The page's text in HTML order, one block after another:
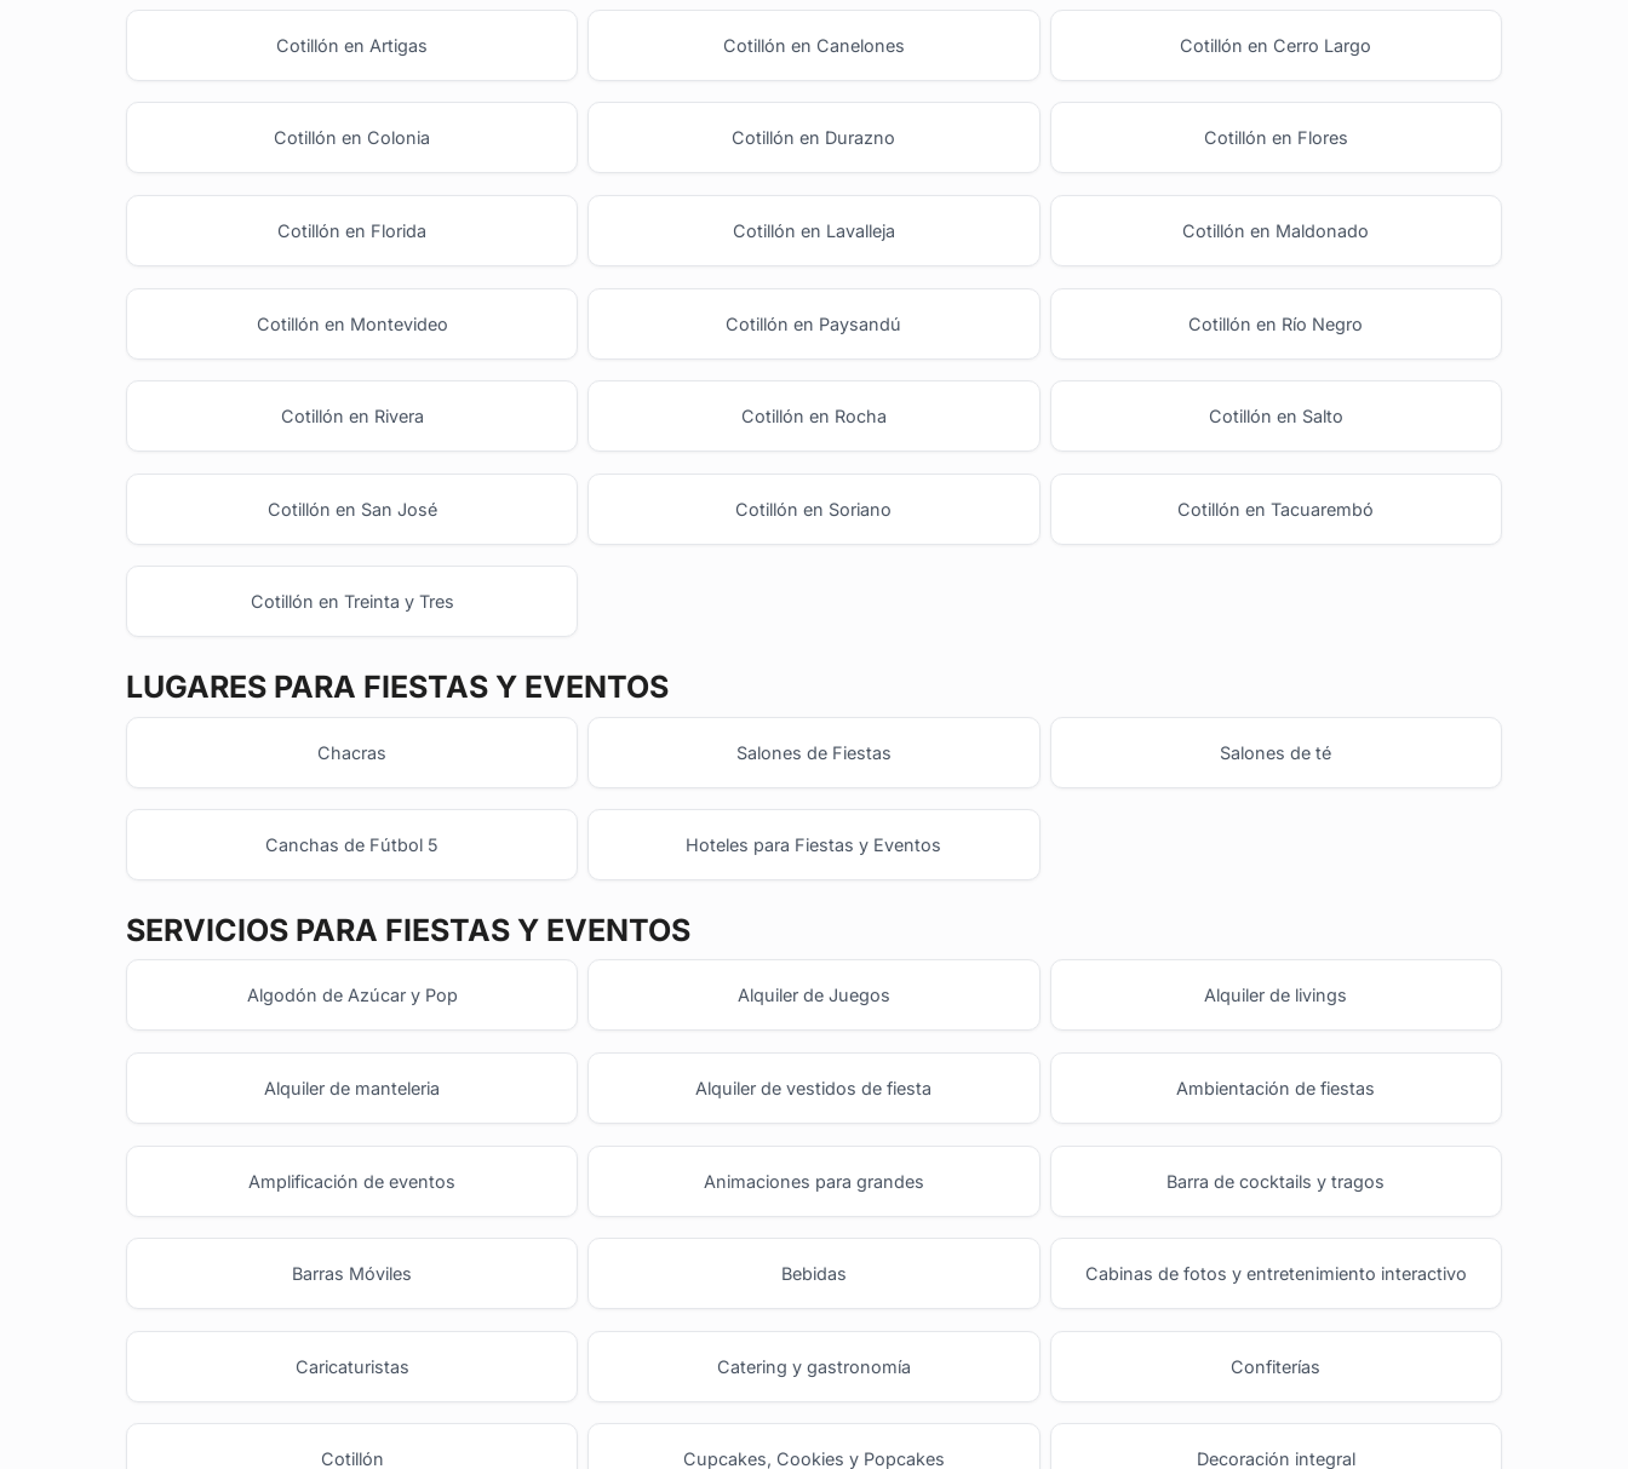
Cotillón en Artigas Cotillón en Canelones Cotillón en Cerro Largo
Cotillón en Colonia Cotillón en Durazno Cotillón en Flores
Cotillón en Florida Cotillón en Lavalleja Cotillón en Maldonado
Cotillón en Montevideo Cotillón en Paysandú Cotillón en Río Negro
Cotillón en Rivera Cotillón en Rocha Cotillón en Salto
Cotillón en San José Cotillón en Soriano Cotillón en Tacuarembó
Cotillón en Treinta y Tres
LUGARES PARA FIESTAS Y EVENTOS
Chacras Salones de Fiestas Salones de té
Canchas de Fútbol 5 Hoteles para Fiestas y Eventos
SERVICIOS PARA FIESTAS Y EVENTOS
Algodón de Azúcar y Pop Alquiler de Juegos Alquiler de livings
Alquiler de manteleria Alquiler de vestidos de fiesta Ambientación de fiestas
Amplificación de eventos Animaciones para grandes Barra de cocktails y tragos
Barras Móviles Bebidas Cabinas de fotos y entretenimiento interactivo
Caricaturistas Catering y gastronomía Confiterías
Cotillón Cupcakes, Cookies y Popcakes Decoración integral